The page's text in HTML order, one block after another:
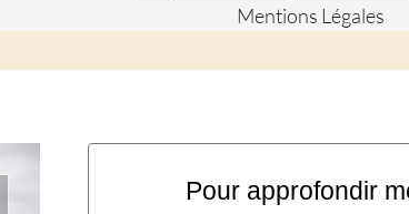
Pour approfondir
Mentions Légales